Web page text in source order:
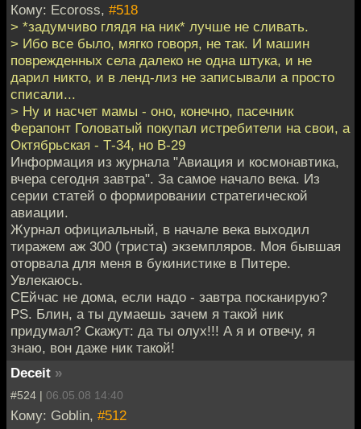
Кому: Ecoross, #518
> *задумчиво глядя на ник* лучше не сливать.
> Ибо все было, мягко говоря, не так. И машин
поврежденных села далеко не одна штука, и не
дарил никто, и в ленд-лиз не записывали а просто
списали...
> Ну и насчет мамы - оно, конечно, пасечник
Ферапонт Головатый покупал истребители на свои, а
Октябрьская - Т-34, но B-29
Информация из журнала "Авиация и космонавтика,
вчера сегодня завтра". За самое начало века. Из
серии статей о формировании стратегической
авиации.
Журнал официальный, в начале века выходил
тиражем аж 300 (триста) экземпляров. Моя бывшая
оторвала для меня в букинистике в Питере.
Увлекаюсь.
СЕйчас не дома, если надо - завтра посканирую?
PS. Блин, а ты думаешь зачем я такой ник
придумал? Скажут: да ты олух!!! А я и отвечу, я
знаю, вон даже ник такой!
Deceit »
#524 | 06.05.08 14:40
Кому: Goblin, #512